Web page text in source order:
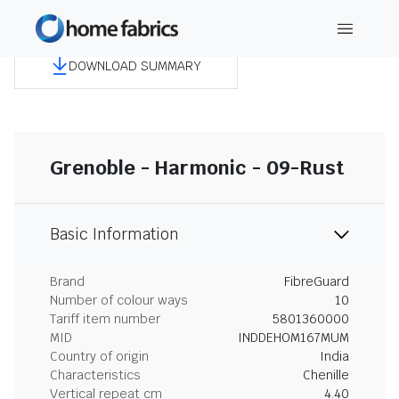
DOWNLOAD SUMMARY
Grenoble - Harmonic - 09-Rust
Basic Information
Brand
FibreGuard
Number of colour ways
10
Tariff item number
5801360000
MID
INDDEHOM167MUM
Country of origin
India
Characteristics
Chenille
Vertical repeat cm
4.40